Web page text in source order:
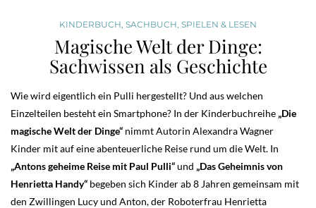
KINDERBUCH SACHBUCH SPIELEN & LESEN
Magische Welt der Dinge:
Sachwissen als Geschichte
Wie wird eigentlich ein Pulli hergestellt? Und aus welchen
Einzelteilen besteht ein Smartphone? In der Kinderbuchreihe „Die
magische Welt der Dinge“ nimmt Autorin Alexandra Wagner
Kinder mit auf eine abenteuerliche Reise rund um die Welt. In
„Antons geheime Reise mit Paul Pulli“und „Das Geheimnis von
Henrietta Handy“ begeben sich Kinder ab 8 Jahren gemeinsam mit
den Zwillingen Lucy und Anton, der Roboterfrau Henrietta